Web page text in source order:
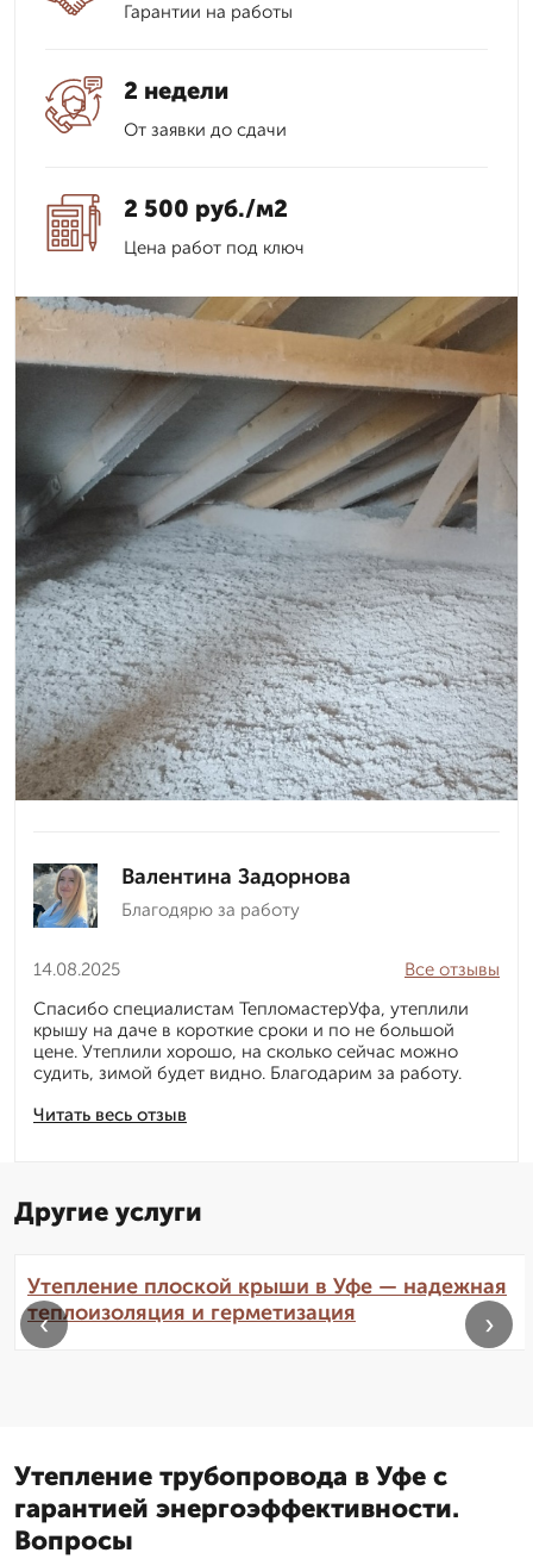
Гарантии на работы
2 недели
От заявки до сдачи
2 500 руб./м2
Цена работ под ключ
Валентина Задорнова
Благодярю за работу
14.08.2025
Читать весь отзыв
Все отзывы
Спасибо специалистам ТепломастерУфа, утеплили
крышу на даче в короткие сроки и по не большой
цене. Утеплили хорошо, на сколько сейчас можно
судить, зимой будет видно. Благодарим за работу.
Другие услуги
Утепление плоской крыши в Уфе — надежная
теплоизоляция и герметизация
‹ ›
Утепление трубопровода в Уфе с
гарантией энергоэффективности.
Вопросы